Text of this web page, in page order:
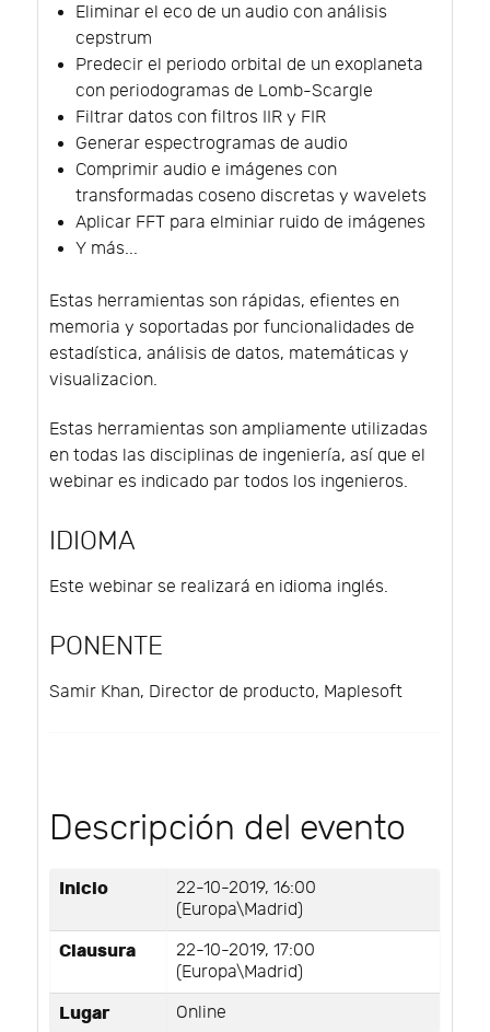
Eliminar el eco de un audio con análisis
cepstrum
Predecir el periodo orbital de un exoplaneta
con periodogramas de Lomb-Scargle
Filtrar datos con filtros IIR y FIR
Generar espectrogramas de audio
Comprimir audio e imágenes con
transformadas coseno discretas y wavelets
Aplicar FFT para elminiar ruido de imágenes
Y más...
Estas herramientas son rápidas, efientes en
memoria y soportadas por funcionalidades de
estadística, análisis de datos, matemáticas y
visualizacion.
Estas herramientas son ampliamente utilizadas
en todas las disciplinas de ingeniería, así que el
webinar es indicado par todos los ingenieros.
IDIOMA
Este webinar se realizará en idioma inglés.
PONENTE
Samir Khan, Director de producto, Maplesoft
Descripción del evento
Inicio
22-10-2019, 16:00
(Europa\Madrid)
Clausura
22-10-2019, 17:00
(Europa\Madrid)
Lugar Online